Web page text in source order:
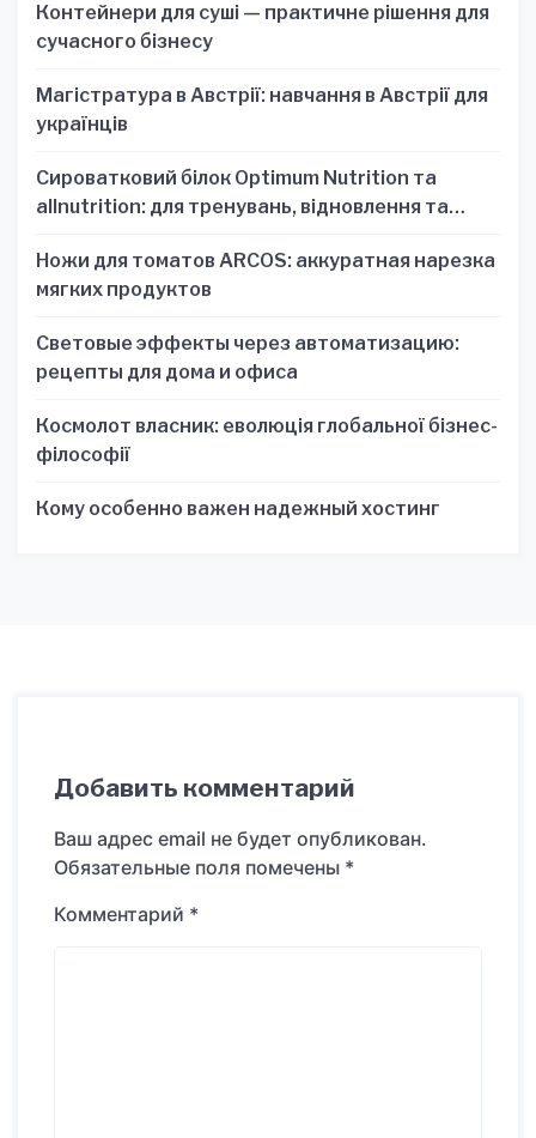
Контейнери для суші — практичне рішення для
сучасного бізнесу
Магістратура в Австрії: навчання в Австрії для
українців
Сироватковий білок Optimum Nutrition та
allnutrition: для тренувань, відновлення та
Ножи для томатов ARCOS: аккуратная нарезка
мягких продуктов
Световые эффекты через автоматизацию:
рецепты для дома и офиса
Космолот власник: еволюція глобальної бізнес-
філософії
Кому особенно важен надежный хостинг
Добавить комментарий
Ваш адрес email не будет опубликован.
Обязательные поля помечены *
Комментарий *